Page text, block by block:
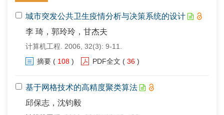
城市突发公共卫生疫情分析与决策系统的设计
李 琦，郭玲玲，甘杰夫
计算机工程. 2006, 32(3): 9-11.
摘要 ( 108 ) PDF全文 ( 36 )
基于网格技术的高精度聚类算法
邱保志，沈钧毅